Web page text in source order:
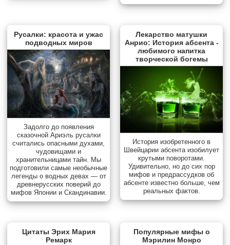
Русалки: красота и ужас
подводных миров
Задолго до появления
сказочной Ариэль русалки
считались опасными духами,
чудовищами и
хранительницами тайн. Мы
подготовили самые необычные
легенды о водных девах — от
древнерусских поверий до
мифов Японии и Скандинавии.
Лекарство матушки
Анрио: История абсента -
любимого напитка
творческой богемы
История изобретенного в
Швейцарии абсента изобилует
крутыми поворотами.
Удивительно, но до сих пор
мифов и предрассудков об
абсенте известно больше, чем
реальных фактов.
Цитаты Эрих Мария
Ремарк
Популярные мифы о
Мэрилин Монро